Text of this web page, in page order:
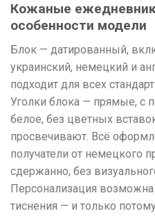
Кожаные
особенности модели
Блок — датированный,
украинский, немецкий и
подходит для всех
Уголки блока — прямые, с
белое, без цветных
просвечивают. Всё
получатели от немецкого
сдержанно, без
Персонализация
тиснения — и только